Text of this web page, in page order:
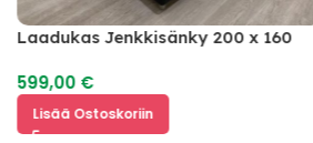
Laadukas Jenkkisänky 200 x 160
599,00 €
Lisää Ostoskoriin